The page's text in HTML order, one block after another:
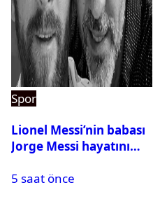
Spor
Lionel Messi’nin babası
Jorge Messi hayatını
5 saat önce